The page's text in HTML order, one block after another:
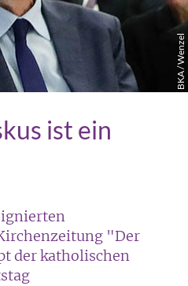
BKA / Wenzel
ist ein
"Der
der katholischen